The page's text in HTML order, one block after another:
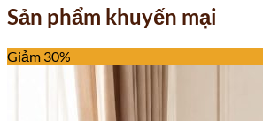
Sản phẩm khuyến mại
Giảm 30%